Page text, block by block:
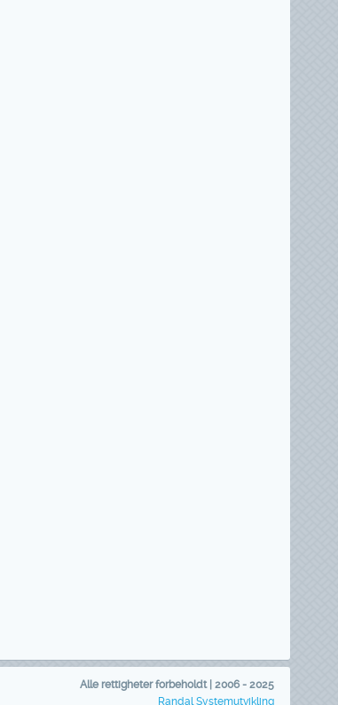
Alle rettigheter forbeholdt | 2006 - 2025
Randal Systemutvikling